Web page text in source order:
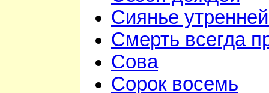
Сиянье
Смерть всегда
Сова
Сорок восемь